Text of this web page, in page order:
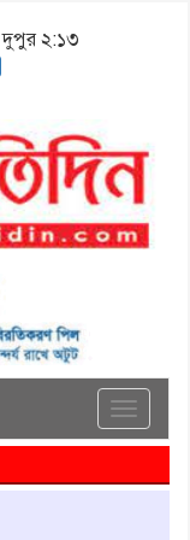
দুপুর ২:১৩
Toggle